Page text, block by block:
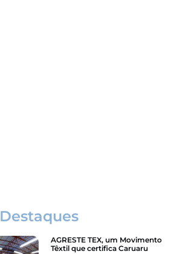
Destaques
AGRESTE TEX, um Movimento
Têxtil que certifica Caruaru